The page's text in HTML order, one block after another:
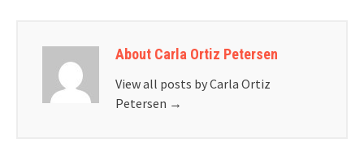
About Carla Ortiz Petersen
View all posts by Carla Ortiz
Petersen →